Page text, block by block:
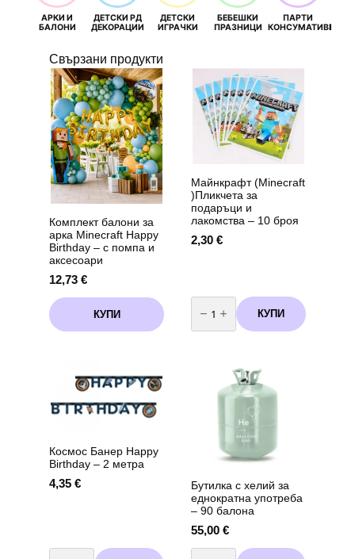
АРКИ И
БАЛОНИ
ДЕТСКИ РД
ДЕКОРАЦИИ
ДЕТСКИ
ИГРАЧКИ
БЕБЕШКИ
ПРАЗНИЦИ
ПАРТИ
КОНСУМАТИВИ
Свързани продукти
Комплект балони за
арка Minecraft Happy
Birthday – с помпа и
аксесоари
12,73 €
КУПИ
Майнкрафт (Minecraft
)Пликчета за
подаръци и
лакомства – 10 броя
2,30 €
количество
за
Майнкрафт
(Minecraft
лакомства
КУПИ
Космос Банер Happy
Birthday – 2 метра
4,35 €
количество
Бутилка с хелий за
еднократна употреба
– 90 балона
55,00 €
количество